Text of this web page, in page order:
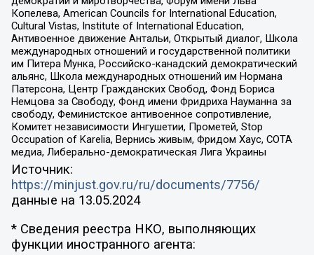
Копелева, American Councils for International Education,
Cultural Vistas, Institute of International Education,
Антивоенное движение Антальи, Открытый диалог, Школа
международных отношений и государственной политики
им Питера Мунка, Российско-канадский демократический
альянс, Школа международных отношений им Нормана
Патерсона, Центр Гражданских Свобод, Фонд Бориса
Немцова за Свободу, Фонд имени Фридриха Науманна за
свободу, Феминистское антивоенное сопротивление,
Комитет независимости Ингушетии, Прометей, Stop
Occupation of Karelia, Вернись живым, Фридом Хаус, СОТА
медиа, Либерально-демократическая Лига Украины
Источник:
https://minjust.gov.ru/ru/documents/7756/
данные на 13.05.2024
* Сведения реестра НКО, выполняющих
функции иностранного агента: